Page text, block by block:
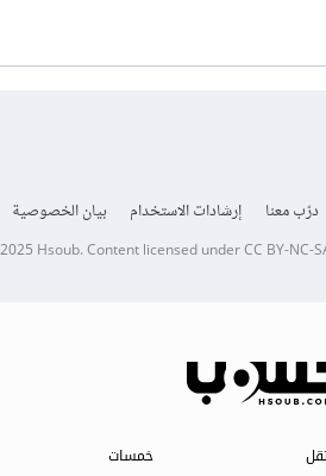
درّب معنا إرشادات الاستخدام بيان الخصوصية
Hsoub.Content licensed underCC BY-NC-